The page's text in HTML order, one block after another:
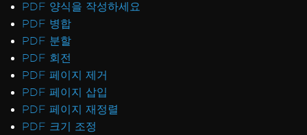
PDF 양식을 작성하세요
PDF 병합
PDF 분할
PDF 회전
PDF 페이지 제거
PDF 페이지 삽입
PDF 페이지 재정렬
PDF 크기 조정